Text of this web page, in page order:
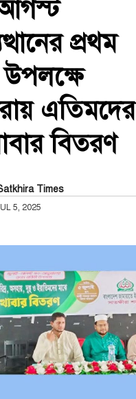
প্রথম
উপলক্ষে
এতিমদের
বিতরণ
Times
5, 2025